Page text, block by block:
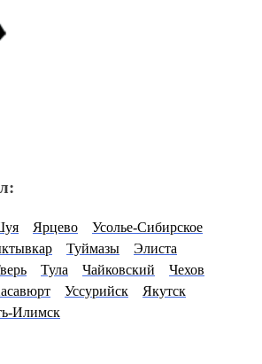
Ярцево
Усолье-Сибирское
Туймазы
Элиста
Тула Чайковский
Чехов
Уссурийск
Якутск
Илимск